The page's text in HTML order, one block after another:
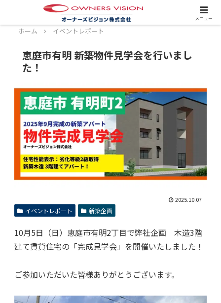
スタッフ募集中！詳しくはこちら！
ホーム イベントレポート
恵庭市有明 新築物件見学会を行いまし
た！
2025.10.07
イベントレポート 新築企画
10月5日（日）恵庭市有明2丁目で弊社企画 木造3階
建て賃貸住宅の「完成見学会」を開催いたしました！
ご参加いただいた皆様ありがとうございます。
メニュー